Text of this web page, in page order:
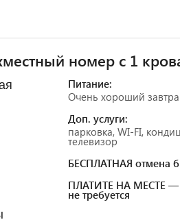
номер с 1
Питание:
Очень хороший
Доп. услуги:
парковка, WI-FI,
телевизор
БЕСПЛАТНАЯ отмена
ПЛАТИТЕ НА МЕСТЕ —
не требуется